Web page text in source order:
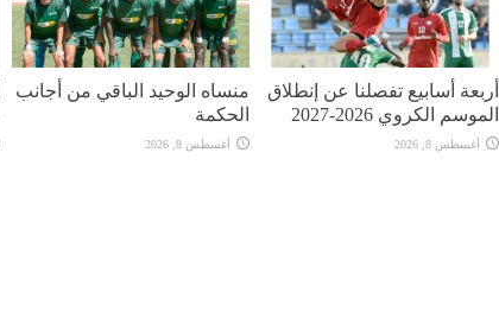
أربعة أسابيع تفصلنا عن إنطلاق
الموسم الكروي 2026-2027
أغسطس 8, 2026
منساه الوحيد الباقي من أجانب
الحكمة
أغسطس 8, 2026